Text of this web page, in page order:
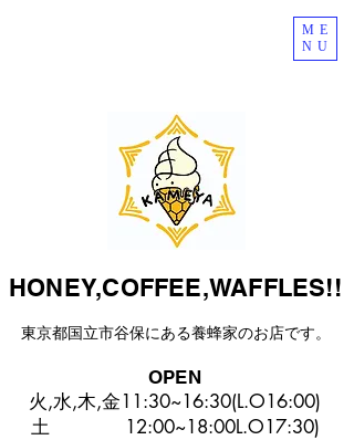
ME
NU
HONEY,COFFEE,WAFFLES!!
東京都国立市谷保にある​養蜂家のお店です。
OPEN
火,水,木,金11:30~16:30(L.O16:00)
​土 12:00~18:00L.O17:30)